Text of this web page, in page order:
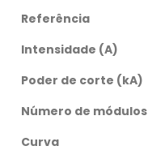
Referência
Intensidade (A)
Poder de corte (kA)
Número de módulos
Curva